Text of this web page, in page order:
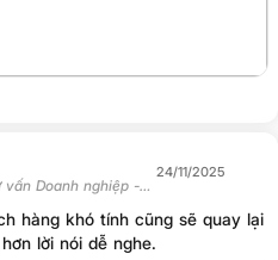
Doanh nghiệp -
24/11/2025
hàng khó tính cũng sẽ quay lại
lời nói dễ nghe.